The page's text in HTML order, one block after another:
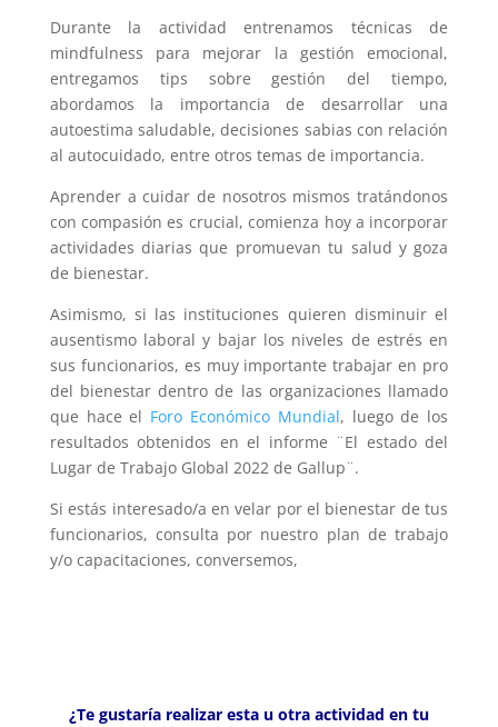
Durante la actividad entrenamos técnicas de
mindfulness para mejorar la gestión emocional,
entregamos tips sobre gestión del tiempo,
abordamos la importancia de desarrollar una
autoestima saludable, decisiones sabias con relación
al autocuidado, entre otros temas de importancia.
Aprender a cuidar de nosotros mismos tratándonos
con compasión es crucial, comienza hoy a incorporar
actividades diarias que promuevan tu salud y goza
de bienestar.
Asimismo, si las instituciones quieren disminuir el
ausentismo laboral y bajar los niveles de estrés en
sus funcionarios, es muy importante trabajar en pro
del bienestar dentro de las organizaciones llamado
que hace el Foro Económico Mundial, luego de los
resultados obtenidos en el informe ¨El estado del
Lugar de Trabajo Global 2022 de Gallup¨.
Si estás interesado/a en velar por el bienestar de tus
funcionarios, consulta por nuestro plan de trabajo
y/o capacitaciones, conversemos,
¿Te gustaría realizar esta u otra actividad en tu